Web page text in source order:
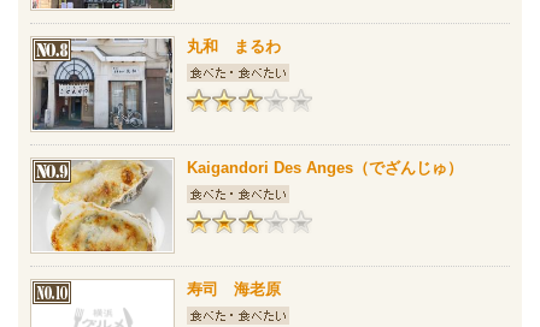
丸和 まるわ
Kaigandori Des Anges（でざんじゅ）
寿司 海老原